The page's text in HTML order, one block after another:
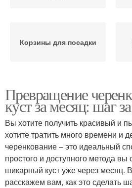
Корзины для посадки
Посадки в корзины
Данная посадка
Превращение
куст за месяц: шаг
Вы хотите получить красивый и
хотите тратить много времени и
черенкование – это идеальный
простого и доступного метода
шикарный куст уже через месяц.
расскажем вам, как это сделать